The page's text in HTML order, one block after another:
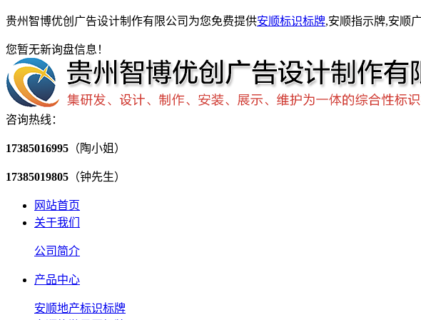
贵州智博优创广告设计制作有限公司为您免费提供安顺标识标牌,安顺指示牌,安顺
您暂无新询盘信息！
咨询热线：
17385016995 （陶小姐）
17385019805 （钟先生）
网站首页
关于我们
公司简介
产品中心
安顺地产标识标牌